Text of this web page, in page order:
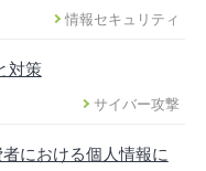
情報セキュリティ
対策
サイバー攻撃
者における個人情報に